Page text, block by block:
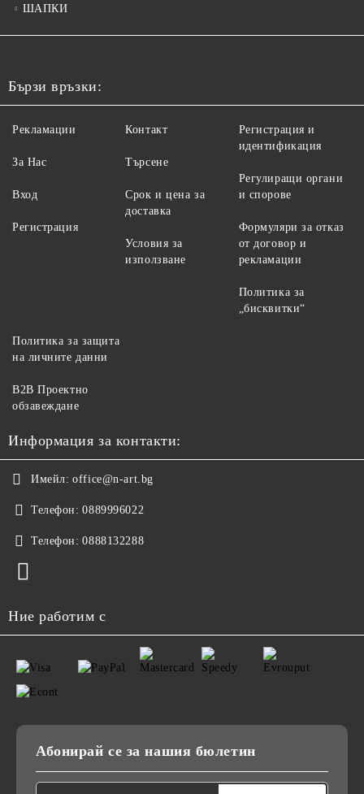
ШАПКИ
Бързи връзки:
Рекламации
За Нас
Вход
Регистрация
Контакт
Търсене
Срок и цена за
доставка
Условия за
използване
Регистрация и
идентификация
Регулиращи органи
и спорове
Формуляри за отказ
от договор и
рекламации
Политика за
„бисквитки“
Политика за защита
на личните данни
B2B Проектно
обзавеждане
Информация за контакти:
Имейл: office@n-art.bg
Телефон: 0889996022
Телефон: 0888132288
Ние работим с
Абонирай се за нашия бюлетин